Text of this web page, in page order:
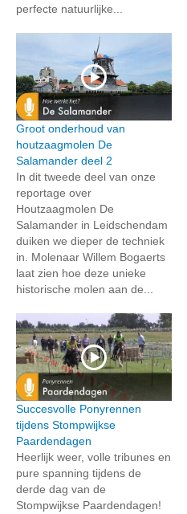
perfecte natuurlijke...
Groot onderhoud van
houtzaagmolen De
Salamander deel 2
In dit tweede deel van onze
reportage over
Houtzaagmolen De
Salamander in Leidschendam
duiken we dieper de techniek
in. Molenaar Willem Bogaerts
laat zien hoe deze unieke
historische molen aan de...
Succesvolle Ponyrennen
tijdens Stompwijkse
Paardendagen
Heerlijk weer, volle tribunes en
pure spanning tijdens de
derde dag van de
Stompwijkse Paardendagen!